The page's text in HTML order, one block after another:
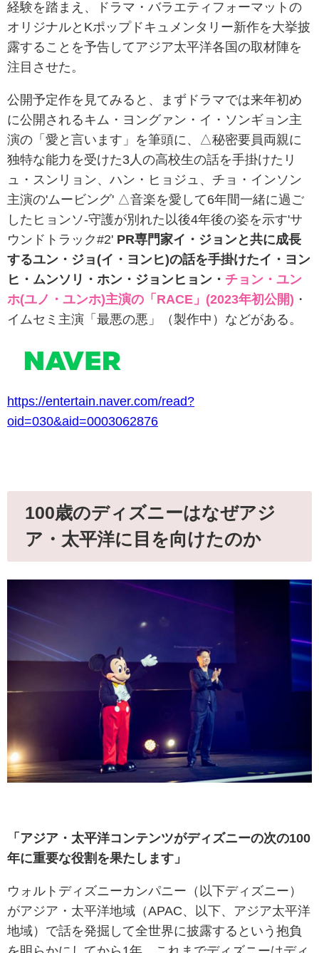
経験を踏まえ、ドラマ・バラエティフォーマットの
オリジナルとKポップドキュメンタリー新作を大挙披
露することを予告してアジア太平洋各国の取材陣を
注目させた。
公開予定作を見てみると、まずドラマでは来年初め
に公開されるキム・ヨングァン・イ・ソンギョン主
演の「愛と言います」を筆頭に、△秘密要員両親に
独特な能力を受けた3人の高校生の話を手掛けたリ
ュ・スンリョン、ハン・ヒョジュ、チョ・インソン
主演の'ムービング' △音楽を愛して6年間一緒に過ご
したヒョンソ-守護が別れた以後4年後の姿を示す'サ
ウンドトラック#2' PR専門家イ・ジョンと共に成長
するユン・ジョ(イ・ヨンヒ)の話を手掛けたイ・ヨン
ヒ・ムンソリ・ホン・ジョンヒョン・ チョン・ユン
ホ(ユノ・ユンホ)主演の「RACE」(2023年初公開) ・
イムセミ主演「最悪の悪」（製作中）などがある。
https://entertain.naver.com/read?
oid=030&aid=0003062876
100歳のディズニーはなぜアジ
ア・太平洋に目を向けたのか
「アジア・太平洋コンテンツがディズニーの次の100
年に重要な役割を果たします」
ウォルトディズニーカンパニー（以下ディズニー）
がアジア・太平洋地域（APAC、以下、アジア太平洋
地域）で話を発掘して全世界に披露するという抱負